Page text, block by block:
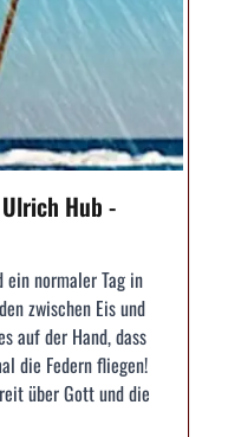
Ulrich Hub -
normaler Tag in
zwischen Eis und
auf der Hand, dass
die Federn fliegen!
über Gott und die